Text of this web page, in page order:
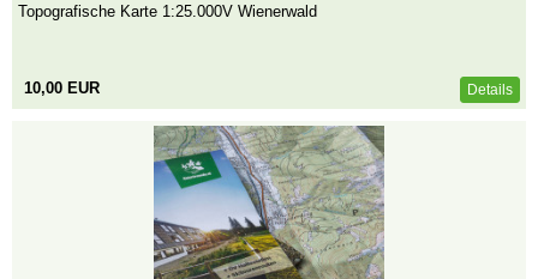
Topografische Karte 1:25.000V Wienerwald
10,00 EUR Details